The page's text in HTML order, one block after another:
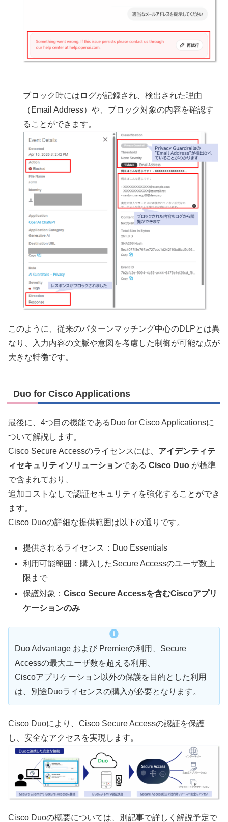
ブロック時にはログが記録され、検出された理由
（Email Address）や、ブロック対象の内容を確認す
ることができます。
このように、従来のパターンマッチング中心のDLPとは異
なり、入力内容の文脈や意図を考慮した制御が可能な点が
大きな特徴です。
Duo for Cisco Applications
最後に、4つ目の機能であるDuo for Cisco Applicationsに
ついて解説します。
Cisco Secure Accessのライセンスには、 アイデンティテ
ィセキュリティソリューションである Cisco Duo が標準
で含まれており、
追加コストなしで認証セキュリティを強化することができ
ます。
Cisco Duoの詳細な提供範囲は以下の通りです。
提供されるライセンス：Duo Essentials
利用可能範囲：購入したSecure Accessのユーザ数上
限まで
保護対象：Cisco Secure Accessを含むCiscoアプリ
ケーションのみ
Duo Advantage および Premierの利用、Secure
Accessの最大ユーザ数を超える利用、
Ciscoアプリケーション以外の保護を目的とした利用
は、別途Duoライセンスの購入が必要となります。
Cisco Duoにより、Cisco Secure Accessの認証を保護
し、安全なアクセスを実現します。
Cisco Duoの概要については、別記事で詳しく解説予定で